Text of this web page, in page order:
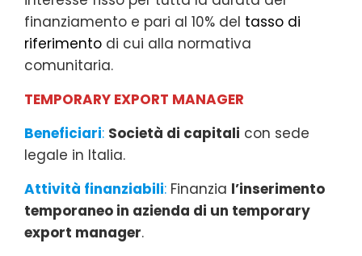
finanziamento e pari al 10% del tasso di
riferimento di cui alla normativa
comunitaria.
TEMPORARY EXPORT MANAGER
Beneficiari: Società di capitali con sede
legale in Italia.
Attività finanziabili: Finanzia l’inserimento
temporaneo in azienda di un temporary
export manager.